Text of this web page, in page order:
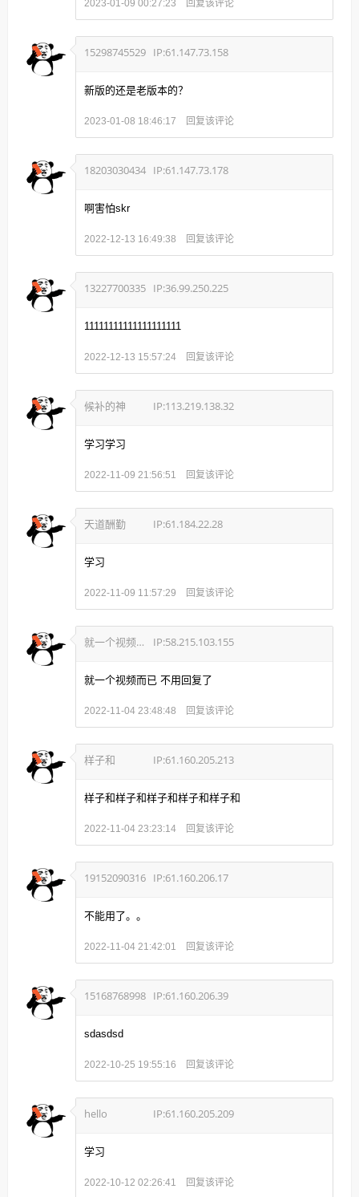
2023-01-09 00:27:23
15298745529 IP:61.147.73.158
新版的还是老版本的？
2023-01-08 18:46:17 回复该评论
18203030434 IP:61.147.73.178
啊害怕skr
2022-12-13 16:49:38 回复该评论
13227700335 IP:36.99.250.225
11111111111111111111
2022-12-13 15:57:24 回复该评论
候补的神 IP:113.219.138.32
学习学习
2022-11-09 21:56:51 回复该评论
天道酬勤 IP:61.184.22.28
学习
2022-11-09 11:57:29 回复该评论
就一个视频而已不用回复了 IP:58.215.103.155
就一个视频而已 不用回复了
2022-11-04 23:48:48 回复该评论
样子和 IP:61.160.205.213
样子和样子和样子和样子和样子和
2022-11-04 23:23:14 回复该评论
19152090316 IP:61.160.206.17
不能用了。。
2022-11-04 21:42:01 回复该评论
15168768998 IP:61.160.206.39
sdasdsd
2022-10-25 19:55:16 回复该评论
hello IP:61.160.205.209
学习
2022-10-12 02:26:41 回复该评论